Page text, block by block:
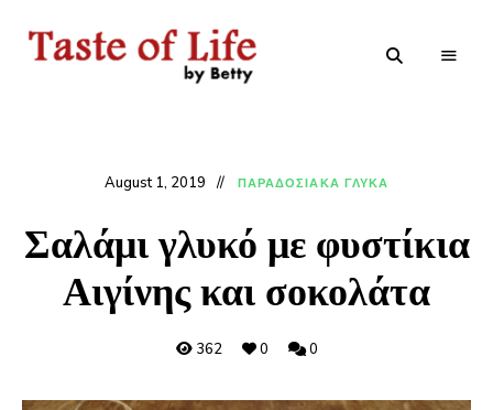
August 1, 2019 ΠΑΡΑΔΟΣΙΑΚΑ ΓΛΥΚΑ
Σαλάμι γλυκό με φυστίκια
Αιγίνης και σοκολάτα
362 0 0